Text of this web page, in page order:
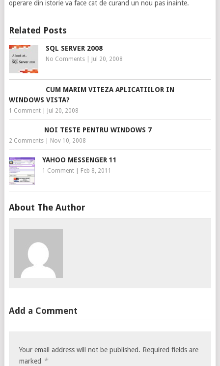
operare din istorie va face cat de curand un nou pas inainte.
Related Posts
SQL SERVER 2008
No Comments| Jul 20, 2008
CUM MARIM VITEZA APLICATIILOR IN
WINDOWS VISTA?
1 Comment| Jul 20, 2008
NOI TESTE PENTRU WINDOWS 7
2 Comments| Nov 10, 2008
YAHOO MESSENGER 11
1 Comment| Feb 8, 2011
About The Author
Add a Comment
Your email address will not be published. Required fields are
marked *